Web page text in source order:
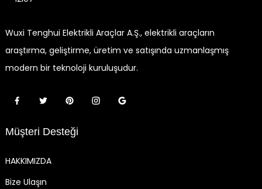
Wuxi Tenghui Elektrikli Araçlar A.Ş., elektrikli araçların
araştırma, geliştirme, üretim ve satışında uzmanlaşmış
modern bir teknoloji kuruluşudur.
Müşteri Desteği
HAKKIMIZDA
Bize Ulaşın